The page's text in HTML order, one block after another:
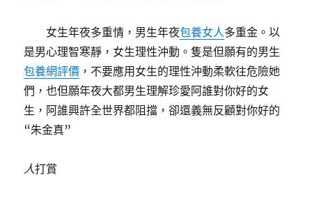
女生年夜多重情，男生年夜包養女人多重金。以
是男心理智寒靜，女生理性沖動。隻是但願有的男生
包養網評價 ，不要應用女生的理性沖動柔軟往危險她
們，也但願年夜大都男生理解珍愛阿誰對你好的女
生，阿誰興許全世界都阻擋，卻還義無反顧對你好的
“朱金真”
人打賞